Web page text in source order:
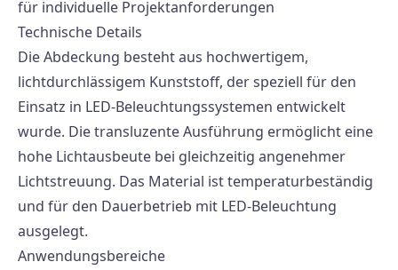
für individuelle Projektanforderungen
Technische Details
Die Abdeckung besteht aus hochwertigem,
lichtdurchlässigem Kunststoff, der speziell für den
Einsatz in LED-Beleuchtungssystemen entwickelt
wurde. Die transluzente Ausführung ermöglicht eine
hohe Lichtausbeute bei gleichzeitig angenehmer
Lichtstreuung. Das Material ist temperaturbeständig
und für den Dauerbetrieb mit LED-Beleuchtung
ausgelegt.
Anwendungsbereiche